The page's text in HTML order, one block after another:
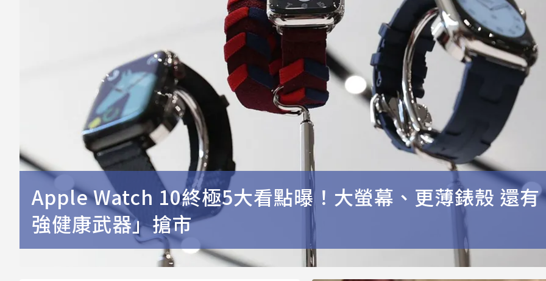
Apple Watch 10終極5大看點曝！大螢幕、更薄錶殼 還有
強健康武器」搶市